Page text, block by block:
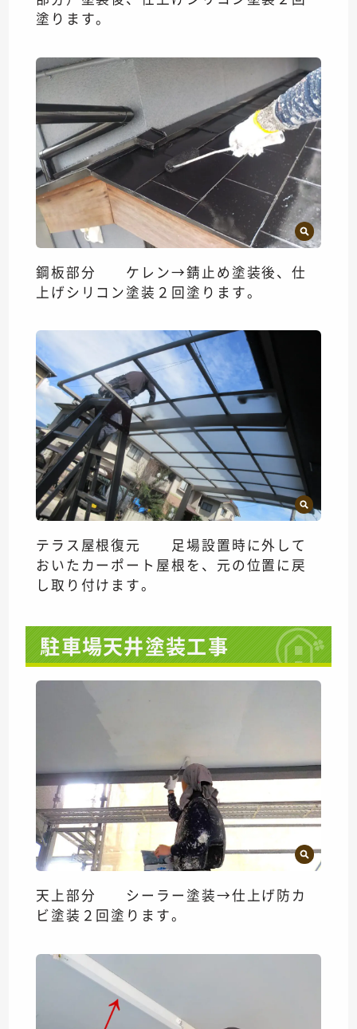
塗ります。
鋼板部分 ケレン→錆止め塗装後、仕
上げシリコン塗装２回塗ります。
テラス屋根復元 足場設置時に外して
おいたカーポート屋根を、元の位置に戻
し取り付けます。
駐車場天井塗装工事
天上部分 シーラー塗装→仕上げ防カ
ビ塗装２回塗ります。